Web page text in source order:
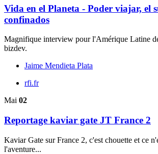
Vida en el Planeta - Poder viajar, el
confinados
Magnifique interview pour l'Amérique Latine
bizdev.
Jaime Mendieta Plata
rfi.fr
Mai 02
Reportage kaviar gate JT France 2
Kaviar Gate sur France 2, c'est chouette et ce
l'aventure...